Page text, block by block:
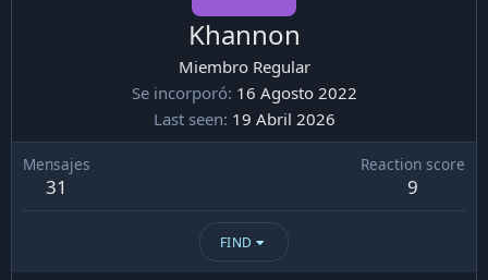
Khannon
Miembro Regular
Se incorporó 16 Agosto 2022
Last seen 19 Abril 2026
Mensajes
31
Reaction score
9
FIND